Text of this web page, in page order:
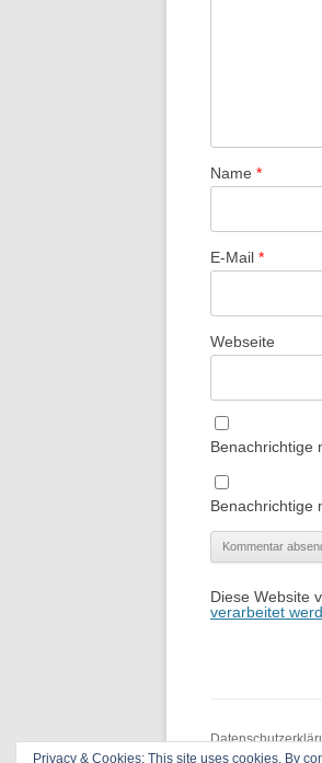
Name *
E-Mail *
Webseite
Benachrichtige
Benachrichtige
Diese Website
verarbeitet
Privacy & Cookies: This site uses cookies. By